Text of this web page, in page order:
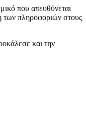
που απευθύνεται
των πληροφοριών στους
και την